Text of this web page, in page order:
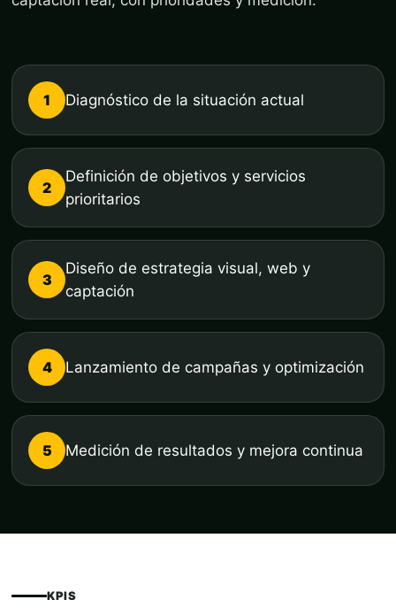
1 Diagnóstico de la situación actual
2
Definición de objetivos y servicios
prioritarios
3
Diseño de estrategia visual, web y
captación
4 Lanzamiento de campañas y optimización
5 Medición de resultados y mejora continua
KPIS